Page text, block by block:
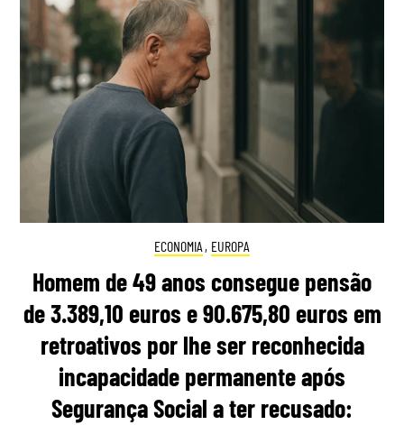
ECONOMIA , EUROPA
Homem de 49 anos consegue pensão
de 3.389,10 euros e 90.675,80 euros em
retroativos por lhe ser reconhecida
incapacidade permanente após
Segurança Social a ter recusado: